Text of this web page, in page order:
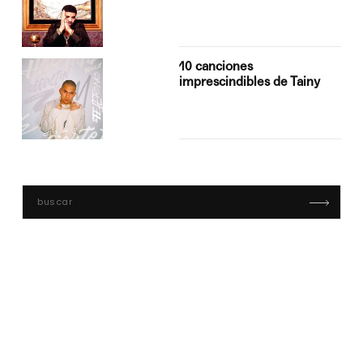
10 canciones
imprescindibles de Tainy